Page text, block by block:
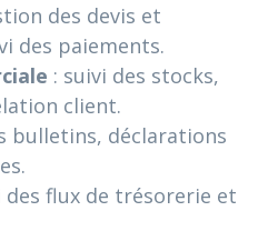
des devis et
des paiements.
: suivi des stocks,
client.
bulletins, déclarations
des flux de trésorerie et